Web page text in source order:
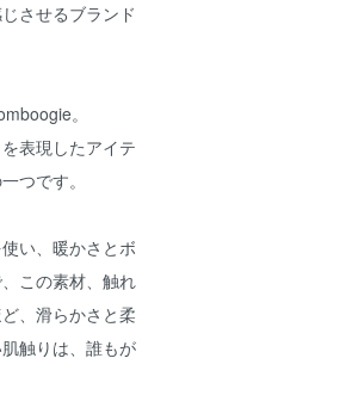
させるブランド
。
表現したアイテ
つです。
い、暖かさとボ
この素材、触れ
、滑らかさと柔
触りは、誰もが